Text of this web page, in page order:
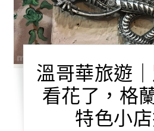
溫哥華旅遊
看花了，格
特色小